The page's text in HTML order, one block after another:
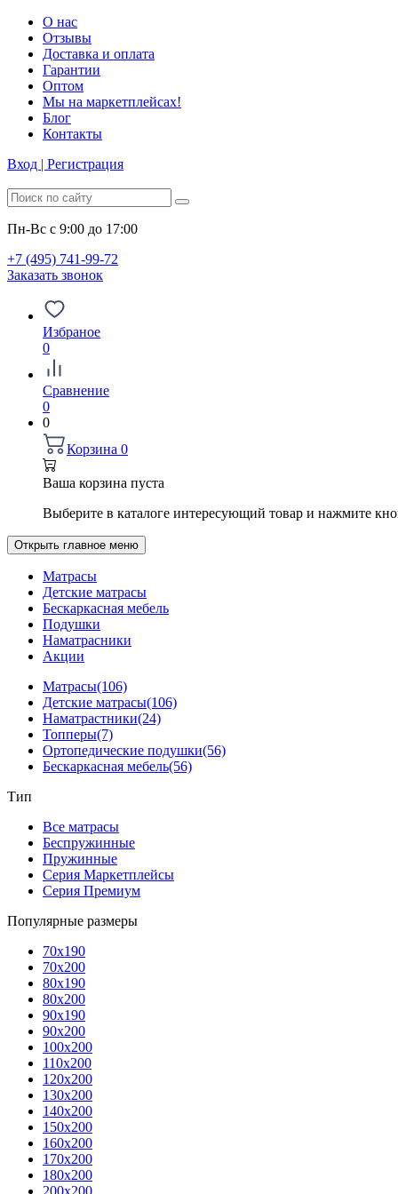
О нас
Отзывы
Доставка и оплата
Гарантии
Оптом
Мы на маркетплейсах!
Блог
Контакты
Вход | Регистрация
Пн-Вс с 9:00 до 17:00
+7 (495) 741-99-72
Заказать звонок
Избраное
0
Сравнение
0
0
Корзина 0
Ваша корзина пуста
Выберите в каталоге интересующий товар и нажмите
Открыть главное меню
Матрасы
Детские матрасы
Бескаркасная мебель
Подушки
Наматрасники
Акции
Матрасы(106)
Детские матрасы(106)
Наматрастники(24)
Топперы(7)
Ортопедические подушки(56)
Бескаркасная мебель(56)
Тип
Все матрасы
Беспружинные
Пружинные
Серия Маркетплейсы
Серия Премиум
Популярные размеры
70x190
70x200
80x190
80x200
90x190
90x200
100x200
110x200
120x200
130x200
140x200
150x200
160x200
170x200
180x200
200x200